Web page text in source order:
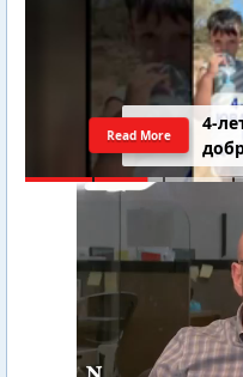
4-
Read More